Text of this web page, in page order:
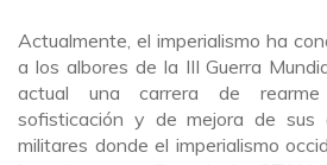
Actualmente, el imperialismo ha
a los albores de la III Guerra
actual una carrera de rearme
sofisticación y de mejora de sus
militares donde el imperialismo